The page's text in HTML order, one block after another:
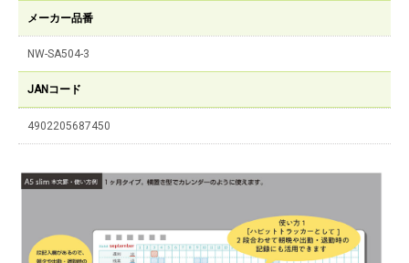
メーカー品番
NW-SA504-3
JANコード
4902205687450